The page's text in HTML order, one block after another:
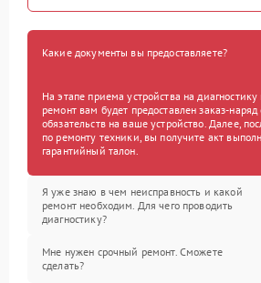
Какие документы вы предоставляете?
На этапе приема устройства на
ремонт вам будет предоставлен заказ-
обязательств на ваше устройство. Далее,
по ремонту техники, вы получите акт
гарантийный талон.
Я уже знаю в чем неисправность и какой
ремонт необходим. Для чего проводить
диагностику?
Мне нужен срочный ремонт. Сможете
сделать?